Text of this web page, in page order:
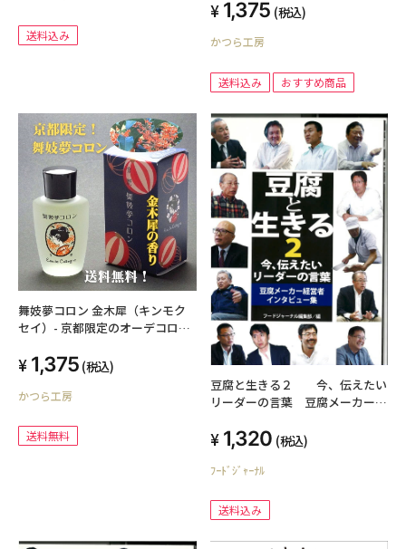
送料込み
1,375 (税込)
かつら工房
送料込み おすすめ商品
舞妓夢コロン 金木犀（キンモク
セイ）- 京都限定のオーデコロン
1,375 (税込)
かつら工房
送料無料
豆腐と生きる２ 今、伝えたい
リーダーの言葉 豆腐メーカー経
1,320 (税込)
ﾌｰﾄﾞｼﾞｬｰﾅﾙ
送料込み